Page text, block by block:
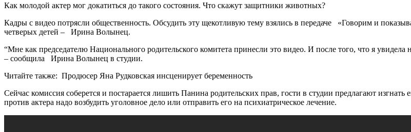
Как молодой актер мог докатиться до такого состояния. Что скажут защитники животных?
Кадры с видео потрясли общественность. Обсудить эту щекотливую тему взялись в передаче «Говорим и
четверых детей – Ирина Волынец.
“Мне как председателю Национального родительского комитета принесли это видео. И после того, что я
– сообщила Ирина Волынец в студии.
Читайте также: Продюсер Яна Рудковская инсценирует беременность
Сейчас комиссия соберется и постарается лишить Панина родительских прав, гости в студии предлагают
против актера надо возбудить уголовное дело или отправить его на психиатрическое лечение.